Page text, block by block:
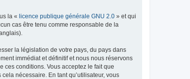
la « licence publique générale GNU 2.0 » et qui
cas être tenu comme responsable de la
la législation de votre pays, du pays dans
immédiat et définitif et nous nous réservons
ces conditions. Vous acceptez le fait que
nécessaire. En tant qu’utilisateur, vous